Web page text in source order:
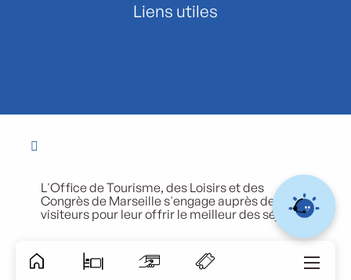
Liens utiles
L'Office de Tourisme, des Loisirs et des
Congrès de Marseille s'engage auprès de ses
visiteurs pour leur offrir le meilleur des séjours.